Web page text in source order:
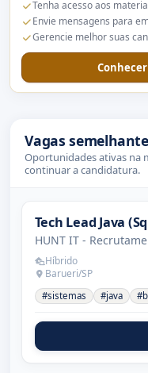
Tenha acesso aos
Envie mensagens para
Gerencie melhor suas
Vagas
Oportunidades ativas na
continuar a candidatura.
Tech Lead Java
HUNT IT -
Híbrido
Barueri/SP
#sistemas #java